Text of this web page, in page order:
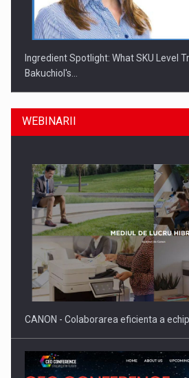
Ingredient Spotlight: What SKU Level
Bakuchiol's…
Producatorii si comerciantii care nu se
reglementari…
WEBINARII
CANON - Colaborarea eficienta a